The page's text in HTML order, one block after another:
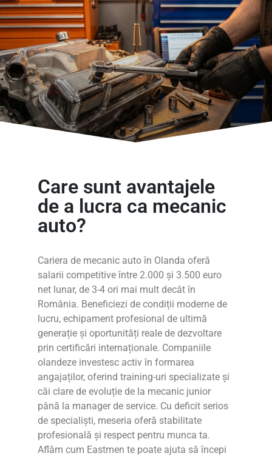
Care sunt avantajele
de a lucra ca mecanic
auto?
Cariera de mecanic auto în Olanda oferă
salarii competitive între 2.000 și 3.500 euro
net lunar, de 3-4 ori mai mult decât în
România. Beneficiezi de condiții moderne de
lucru, echipament profesional de ultimă
generație și oportunități reale de dezvoltare
prin certificări internaționale. Companiile
olandeze investesc activ în formarea
angajaților, oferind training-uri specializate și
căi clare de evoluție de la mecanic junior
până la manager de service. Cu deficit serios
de specialiști, meseria oferă stabilitate
profesională și respect pentru munca ta.
Aflăm cum Eastmen te poate ajuta să începi